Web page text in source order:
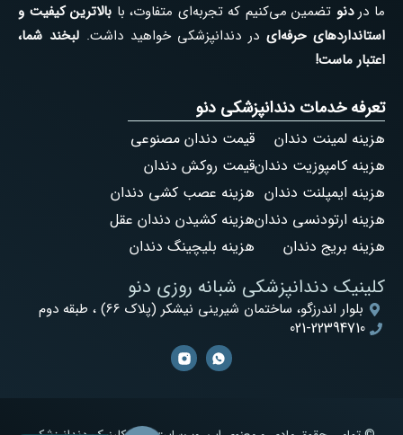
کلینیک دندانپزشکی شبانه روزی دنو
بلوار اندرزگو، ساختمان شیرینی نیشکر (پلاک 66) ، طبقه دوم
021-22394710
تعرفه خدمات دندانپزشکی دنو
هزینه لمینت دندان
هزینه کامپوزیت دندان
هزینه ایمپلنت دندان
هزینه ارتودنسی دندان
هزینه بریج دندان
قیمت دندان مصنوعی
قیمت روکش دندان
هزینه عصب کشی دندان
هزینه کشیدن دندان عقل
هزینه بلیچینگ دندان
ما دردنو تضمین می‌کنیم که تجربه‌ای متفاوت، با بالاترین کیفیت و
استانداردهای حرفه‌ایدر دندانپزشکی خواهید داشت.لبخند شما،
اعتبار ماست!